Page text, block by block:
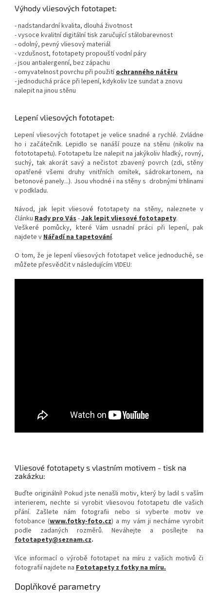
Výhody vliesových fototapet:
- nadstandardní kvalita, dlouhá životnost
- vysoce kvalitní digitální tisk zaručující stálobarevnost
- odolný, pevný vliesový materiál
- vzdušnost, fototapety propouští vodní páry
- jsou antialergenní, bez zápachu
- omyvatelnost povrchu při použitíochranného nátěru
- jednoduchá práce při lepení, kdykoliv lze sundat a znovu
nalepit na jinou stěnu
Lepení vliesových fototapet:
Lepení vliesových fototapet je velice snadné a rychlé. Zvládne
ho i začátečník. Lepidlo se nanáší pouze na stěnu (nikoliv na
fotototapetu). Fototapetu lze nalepit na jakýkoliv hladký, rovný,
suchý, tak akorát savý a nečistot zbavený povrch (zdi, stěny
opatřené všemi druhy vnitřních omítek, sádrokartonem, na
betonové panely...). Jsou vhodné i na stěny s drobnými trhlinami
v podkladu.
Návod, jak lepit vliesové fototapety na stěny, naleznete v
článku Rady pro Vás-Jak lepit vliesové fototapety.
Veškeré pomůcky, které Vám usnadní práci při lepení, pak
najdete vNářadí na tapetování.
O tom, že je lepení vliesových fototapet velice jednoduché, se
můžete přesvědčit v následujícím VIDEU:
Vliesové fototapety s vlastním motivem - tisk na
zakázku:
Buďte originální! Pokud jste nenašli motiv, který by ladil s vaším
interierem, nechte si vyrobit vliesovou fototapetu dle vašich
přání. Zašlete nám fotografii nebo si vyberte motiv ve
fotobance (www.fotky-foto.cz) a my vám ji necháme vyrobit
podle zadaných rozměrů. Neváhejte a posílejte na
fototapety@seznam.cz.
Více informací o výrobě fototapet na míru z vašich motivů či
fotografií najdete na Fototapety z fotky na míru.
Doplňkové parametry